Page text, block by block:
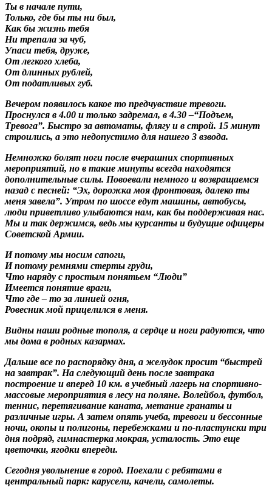
Ты в начале пути,
Только, где бы ты ни был,
Как бы жизнь тебя
Ни трепала за чуб,
Упаси тебя, друже,
От легкого хлеба,
От длинных рублей,
От податливых губ.
Вечером появилось какое то предчувствие тревоги.
Проснулся в 4.00 и только задремал, в 4.30 –“Подъем,
Тревога”. Быстро за автоматы, флягу и в строй. 15 минут
строились, а это недопустимо для нашего 3 взвода.
Немножко болят ноги после вчерашних спортивных
мероприятий, но в такие минуты всегда находятся
дополнительные силы. Повоевали немного и возвращаемся
назад с песней: “Эх, дорожка моя фронтовая, далеко ты
меня завела”. Утром по шоссе едут машины, автобусы,
люди приветливо улыбаются нам, как бы поддерживая нас.
Мы и так держимся, ведь мы курсанты и будущие офицеры
Советской Армии.
И потому мы носим сапоги,
И потому ремнями стерты груди,
Что наряду с простым понятьем “Люди”
Имеется понятие враги,
Что где – то за линией огня,
Ровесник мой прицелился в меня.
Видны наши родные тополя, а сердце и ноги радуются, что
мы дома в родных казармах.
Дальше все по распорядку дня, а желудок просит “быстрей
на завтрак”. На следующий день после завтрака
построение и вперед 10 км. в учебный лагерь на спортивно-
массовые мероприятия в лесу на поляне. Волейбол, футбол,
теннис, перетягивание каната, метание гранаты и
различные игры. А затем опять учеба, тревоги и бессонные
ночи, окопы и полигоны, перебежками и по-пластунски три
дня подряд, гимнастерка мокрая, усталость. Это еще
цветочки, ягодки впереди.
Сегодня увольнение в город. Поехали с ребятами в
центральный парк: карусели, качели, самолеты.